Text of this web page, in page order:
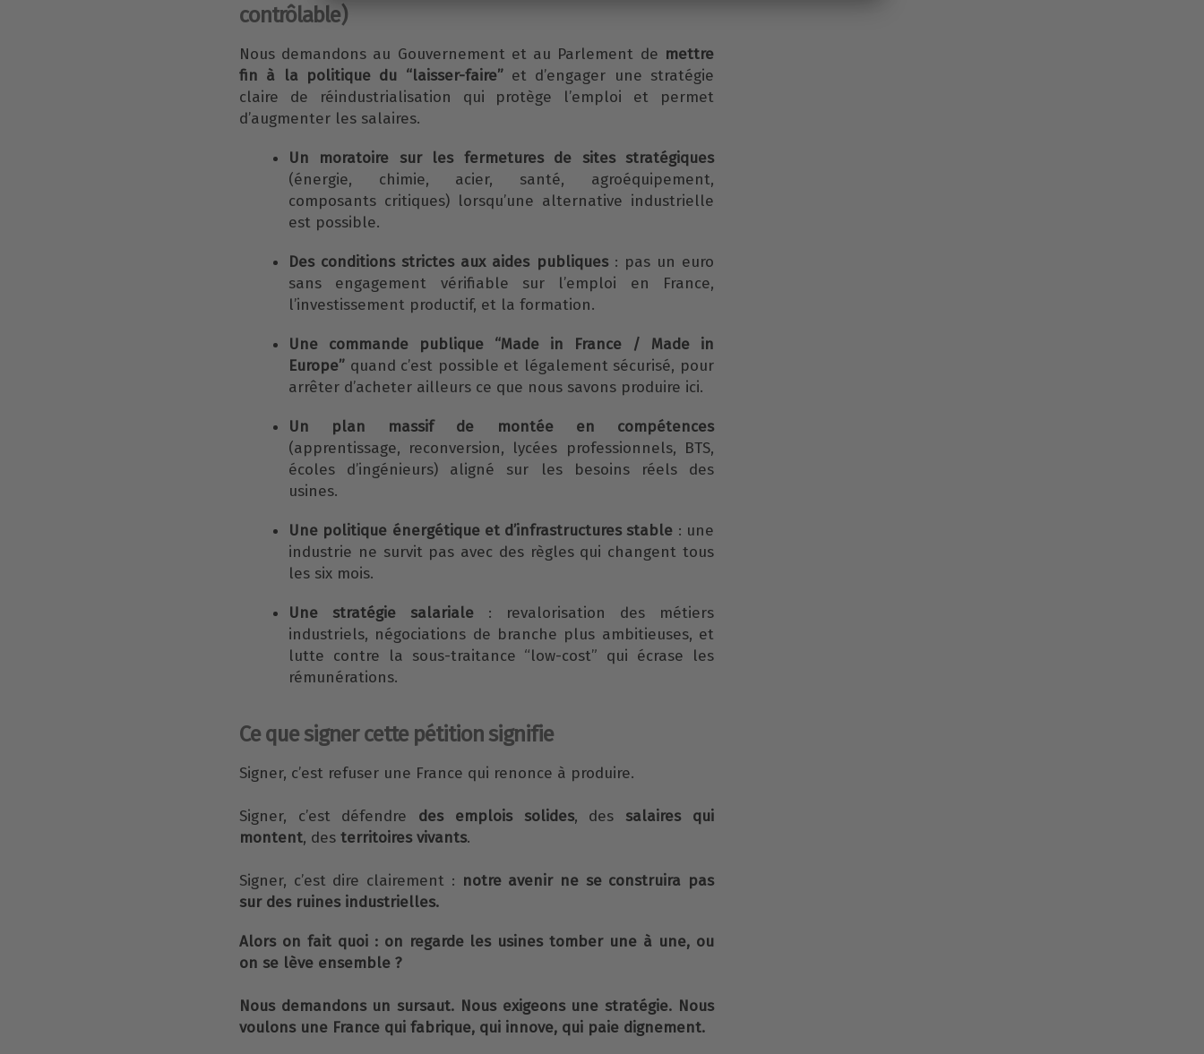
contrôlable)
Nous demandons au Gouvernement et au Parlement de mettre
fin à la politique du “laisser-faire”et d’engager une stratégie
claire de réindustrialisation qui protège l’emploi et permet
d’augmenter les salaires.
Un moratoire sur les fermetures de sites stratégiques
(énergie, chimie, acier, santé, agroéquipement,
composants critiques) lorsqu’une alternative industrielle
est possible.
Des conditions strictes aux aides publiques: pas un euro
sans engagement vérifiable sur l’emploi en France,
l’investissement productif, et la formation.
Une commande publique “Made in France / Made in
Europe” quand c’est possible et légalement sécurisé, pour
arrêter d’acheter ailleurs ce que nous savons produire ici.
Un plan massif de montée en compétences
(apprentissage, reconversion, lycées professionnels, BTS,
écoles d’ingénieurs) aligné sur les besoins réels des
usines.
Une politique énergétique et d’infrastructures stable : une
industrie ne survit pas avec des règles qui changent tous
les six mois.
Une stratégie salariale : revalorisation des métiers
industriels, négociations de branche plus ambitieuses, et
lutte contre la sous-traitance “low-cost” qui écrase les
rémunérations.
Ce que signer cette pétition signifie
Signer, c’est refuser une France qui renonce à produire.
Signer, c’est défendre des emplois solides, des salaires qui
montent, des territoires vivants.
Signer, c’est dire clairement : notre avenir ne se construira pas
sur des ruines industrielles.
Alors on fait quoi : on regarde les usines tomber une à une, ou
on se lève ensemble ?
Nous demandons un sursaut. Nous exigeons une stratégie. Nous
voulons une France qui fabrique, qui innove, qui paie dignement.